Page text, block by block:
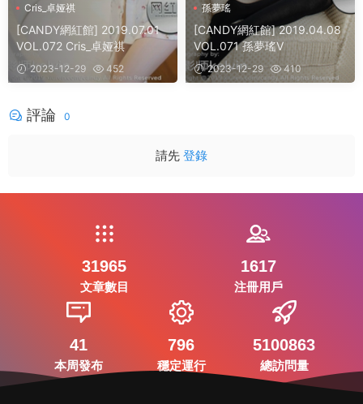
Cris_卓娅祺
[CANDY網紅館] 2019.07.01
VOL.072 Cris_卓娅祺
2023-12-29 452
孫夢瑤
[CANDY網紅館] 2019.04.08
VOL.071 孫夢瑤V
2023-12-29 410
評論 0
請先 登錄
31965
文章數目
1617
注冊用戶
41
本周發布
796
穩定運行
5100863
總訪問量